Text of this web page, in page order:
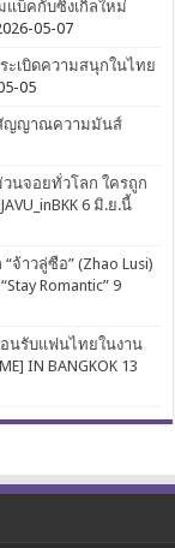
แบ็คกับซิงเกิลใหม่
05-07
ะเบิดความสนุกในไทย
05
งสัญญาณความมันส์
วนจอยทั่วโลก ใครถูก
6 มิ.ย.นี้
าวลู่ซือ” (Zhao Lusi)
Romantic” 9
นรับแฟนไทยในงาน
IN BANGKOK 13